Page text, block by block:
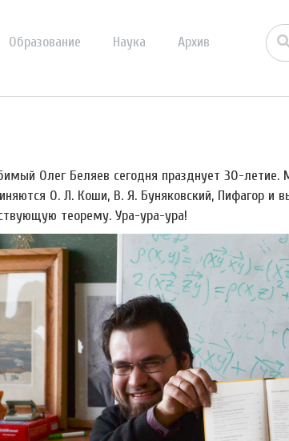
Образование Наука Архив
Олег Беляев сегодня празднует 30-летие.
О. Л. Коши, В. Я. Буняковский, Пифагор и
теорему. Ура-ура-ура!